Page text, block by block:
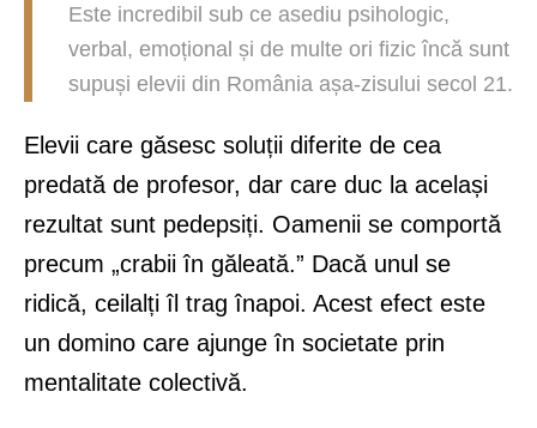
Este incredibil sub ce asediu psihologic,
verbal, emoțional și de multe ori fizic încă sunt
supuși elevii din România așa-zisului secol 21.
Elevii care găsesc soluții diferite de cea
predată de profesor, dar care duc la același
rezultat sunt pedepsiți. Oamenii se comportă
precum „crabii în găleată.” Dacă unul se
ridică, ceilalți îl trag înapoi. Acest efect este
un domino care ajunge în societate prin
mentalitate colectivă.